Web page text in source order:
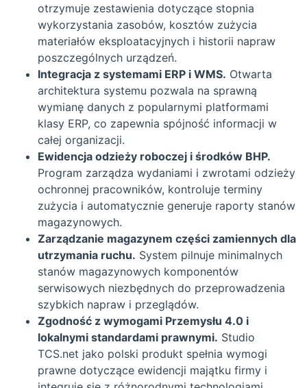
otrzymuje zestawienia dotyczące stopnia
wykorzystania zasobów, kosztów zużycia
materiałów eksploatacyjnych i historii napraw
poszczególnych urządzeń.
Integracja z systemami ERP i WMS. Otwarta
architektura systemu pozwala na sprawną
wymianę danych z popularnymi platformami
klasy ERP, co zapewnia spójność informacji w
całej organizacji.
Ewidencja odzieży roboczej i środków BHP.
Program zarządza wydaniami i zwrotami odzieży
ochronnej pracowników, kontroluje terminy
zużycia i automatycznie generuje raporty stanów
magazynowych.
Zarządzanie magazynem części zamiennych dla
utrzymania ruchu. System pilnuje minimalnych
stanów magazynowych komponentów
serwisowych niezbędnych do przeprowadzenia
szybkich napraw i przeglądów.
Zgodność z wymogami Przemysłu 4.0 i
lokalnymi standardami prawnymi. Studio
TCS.net jako polski produkt spełnia wymogi
prawne dotyczące ewidencji majątku firmy i